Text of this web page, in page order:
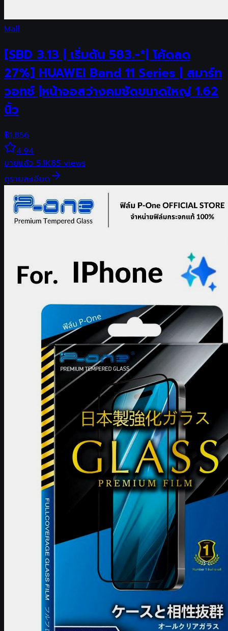
Mall
[SBD 3.13 | เริ่มต้น 583.-*| โค้ดลด
27%] HUAWEI Band 11 Series | สมาร์ท
วอทช์ |หน้าจอสว่างคมชัดขนาดใหญ่ 1.62
นิ้ว
฿1,856
4.94
ขายแล้ว5.1K85views
ดูรายละเอียด